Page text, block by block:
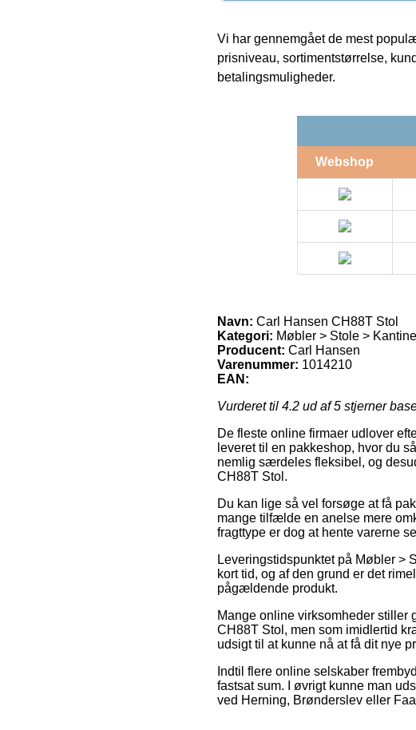
Vi har gennemgået de mest
prisniveau, sortimentstørrelse,
betalingsmuligheder.
Webshop
Navn: Carl Hansen CH88T Stol
Kategori: Møbler > Stole >
Producent: Carl Hansen
Varenummer: 1014210
EAN:
Vurderet til 4.2 ud af 5 stjerner
De fleste online firmaer udlover
leveret til en pakkeshop, hvor du
nemlig særdeles fleksibel, og
CH88T Stol.
Du kan lige så vel forsøge at få
mange tilfælde en anelse mere
fragttype er dog at hente varerne
Leveringstidspunktet på Møbler >
kort tid, og af den grund er det
pågældende produkt.
Mange online virksomheder stiller
CH88T Stol, men som imidlertid
udsigt til at kunne nå at få dit nye
Indtil flere online selskaber
fastsat sum. I øvrigt kunne man
ved Herning, Brønderslev eller